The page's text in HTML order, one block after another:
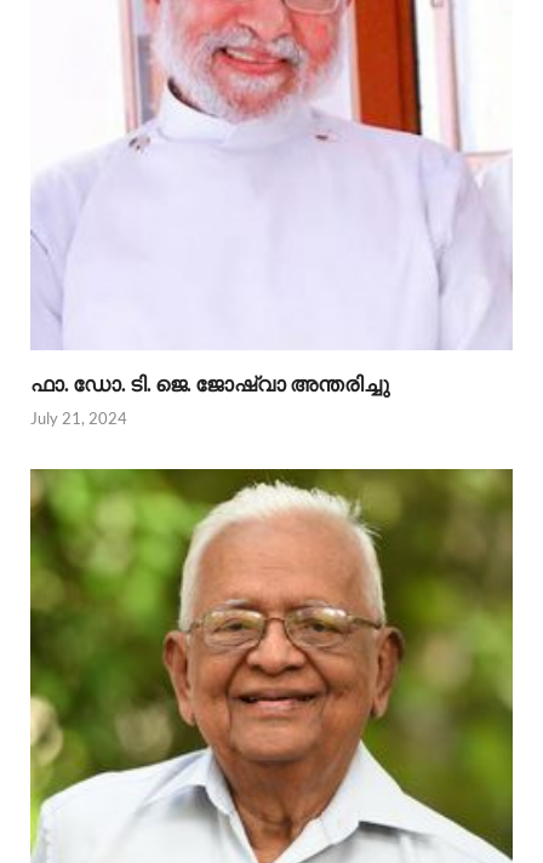
ഫാ. ഡോ. ടി. ജെ. ജോഷ്വാ അന്തരിച്ചു
July 21, 2024